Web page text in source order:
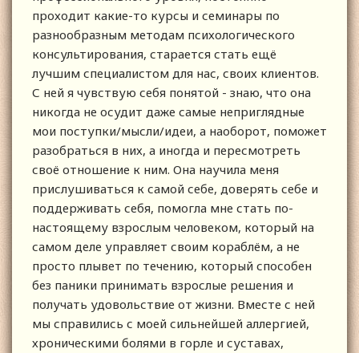
проходит какие-то курсы и семинары по
разнообразным методам психологического
консультирования, старается стать ещё
лучшим специалистом для нас, своих клиентов.
С ней я чувствую себя понятой - знаю, что она
никогда не осудит даже самые неприглядные
мои поступки/мысли/идеи, а наоборот, поможет
разобраться в них, а иногда и пересмотреть
своё отношение к ним. Она научила меня
прислушиваться к самой себе, доверять себе и
поддерживать себя, помогла мне стать по-
настоящему взрослым человеком, который на
самом деле управляет своим кораблём, а не
просто плывет по течению, который способен
без паники принимать взрослые решения и
получать удовольствие от жизни. Вместе с ней
мы справились с моей сильнейшей аллергией,
хроническими болями в горле и суставах,